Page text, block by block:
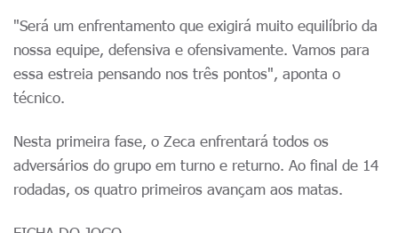
"Será um enfrentamento que exigirá muito equilíbrio da
nossa equipe, defensiva e ofensivamente. Vamos para
essa estreia pensando nos três pontos", aponta o
técnico.
Nesta primeira fase, o Zeca enfrentará todos os
adversários do grupo em turno e returno. Ao final de 14
rodadas, os quatro primeiros avançam aos matas.